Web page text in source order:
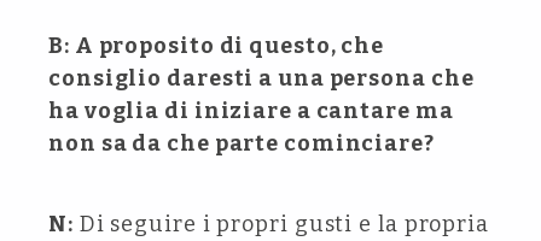
B: A proposito di questo, che
consiglio daresti a una persona che
ha voglia di iniziare a cantare ma
non sa da che parte cominciare?
N: Di seguire i propri gusti e la propria